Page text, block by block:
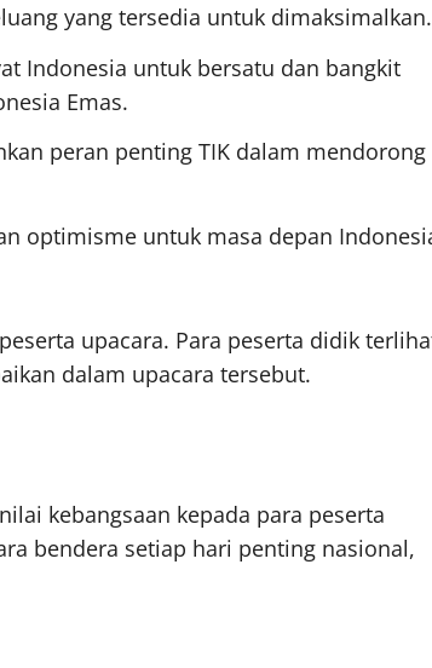
yang tersedia untuk dimaksimalkan.
Indonesia untuk bersatu dan bangkit
Emas.
peran penting TIK dalam mendorong
optimisme untuk masa depan
upacara. Para peserta didik
dalam upacara tersebut.
kebangsaan kepada para peserta
bendera setiap hari penting nasional,